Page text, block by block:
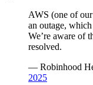
AWS (one of
an outage,
We’re aware of
resolved.
— Robinhood
2025